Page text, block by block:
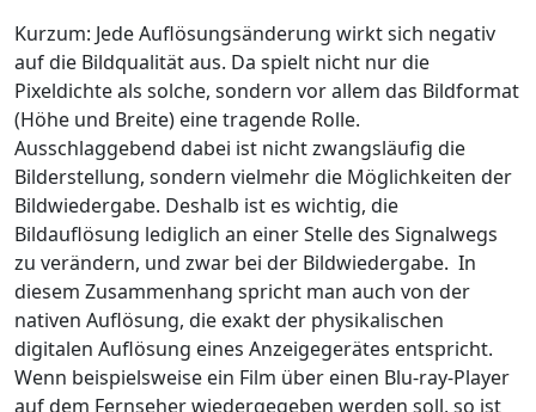
Kurzum: Jede Auflösungsänderung wirkt sich negativ
auf die Bildqualität aus. Da spielt nicht nur die
Pixeldichte als solche, sondern vor allem das Bildformat
(Höhe und Breite) eine tragende Rolle.
Ausschlaggebend dabei ist nicht zwangsläufig die
Bilderstellung, sondern vielmehr die Möglichkeiten der
Bildwiedergabe. Deshalb ist es wichtig, die
Bildauflösung lediglich an einer Stelle des Signalwegs
zu verändern, und zwar bei der Bildwiedergabe. In
diesem Zusammenhang spricht man auch von der
nativen Auflösung, die exakt der physikalischen
digitalen Auflösung eines Anzeigegerätes entspricht.
Wenn beispielsweise ein Film über einen Blu-ray-Player
auf dem Fernseher wiedergegeben werden soll, so ist